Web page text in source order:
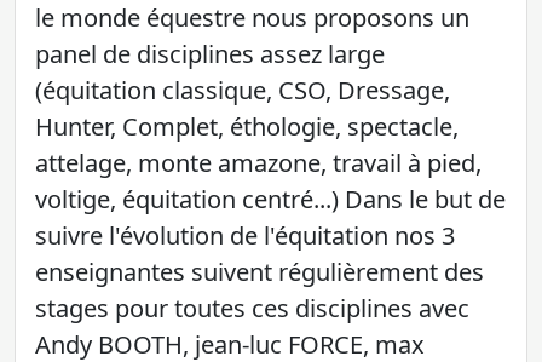
le monde équestre nous proposons un
panel de disciplines assez large
(équitation classique, CSO, Dressage,
Hunter, Complet, éthologie, spectacle,
attelage, monte amazone, travail à pied,
voltige, équitation centré...) Dans le but de
suivre l'évolution de l'équitation nos 3
enseignantes suivent régulièrement des
stages pour toutes ces disciplines avec
Andy BOOTH, jean-luc FORCE, max